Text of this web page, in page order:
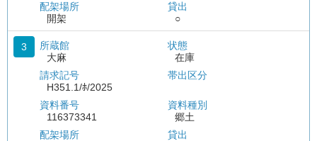
配架場所
開架
貸出
○
3
所蔵館
大麻
請求記号
H351.1/ﾎ/2025
資料番号
116373341
配架場所
状態
在庫
帯出区分
資料種別
郷土
貸出